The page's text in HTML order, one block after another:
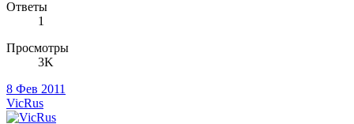
Ответы
1
Просмотры
3K
8 Фев 2011
VicRus